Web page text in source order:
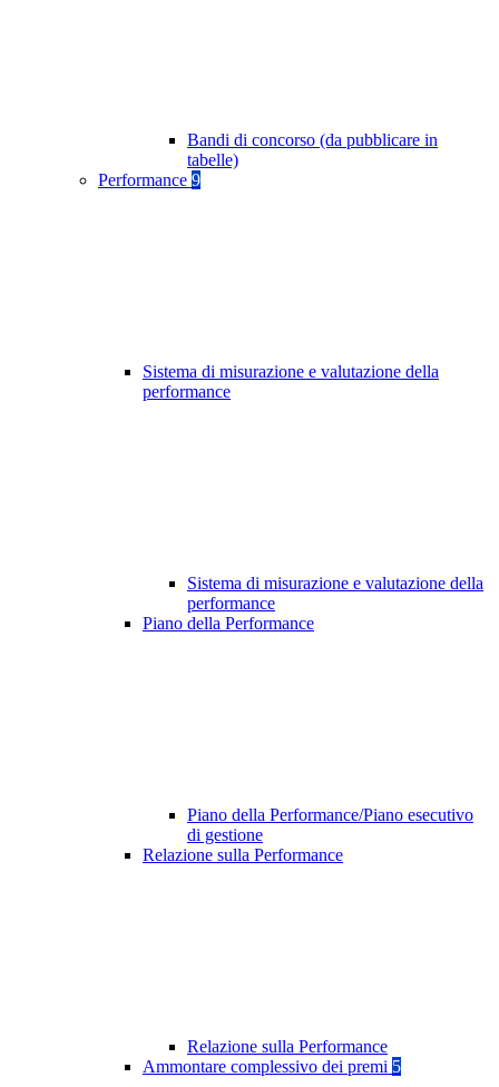
Bandi di concorso (da pubblicare in
tabelle)
Performance 9
Sistema di misurazione e valutazione della
performance
Sistema di misurazione e valutazione della
performance
Piano della Performance
Piano della Performance/Piano esecutivo
di gestione
Relazione sulla Performance
Relazione sulla Performance
Ammontare complessivo dei premi 5